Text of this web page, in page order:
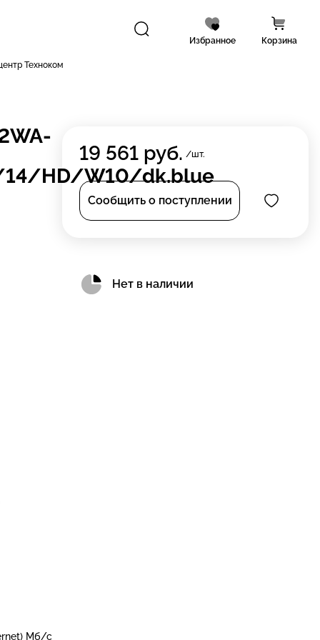
Избранное Корзина
Техноком
14/HD/W10/dk.blue
Мб/с
19 561 руб. /шт.
Сообщить о поступлении
Нет в наличии